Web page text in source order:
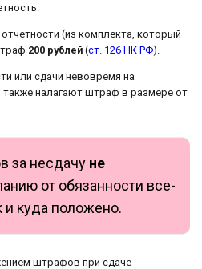
(из комплекта, который
200 рублей (ст. 126 НК РФ).
или сдачи невовремя на
также налагают штраф в размере от
за несдачу не
от обязанности все-
и куда положено.
штрафов при сдаче